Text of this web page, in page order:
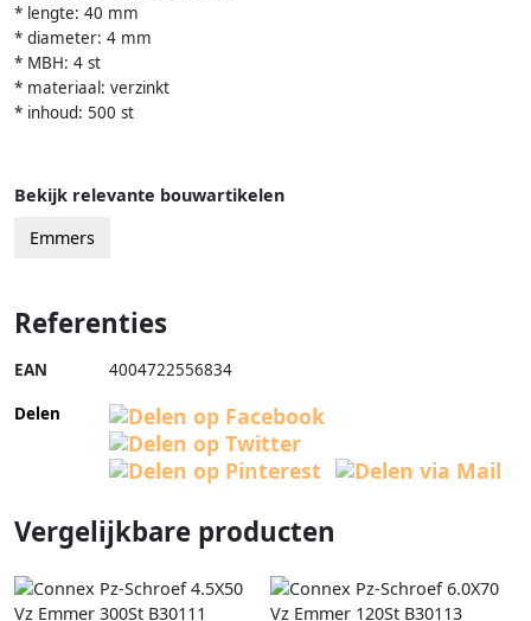
* lengte: 40 mm
* diameter: 4 mm
* MBH: 4 st
* materiaal: verzinkt
* inhoud: 500 st
Bekijk relevante bouwartikelen
Emmers
Referenties
EAN 4004722556834
Delen
Vergelijkbare producten